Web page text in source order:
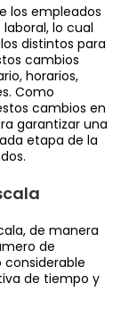
los empleados
lo cual
distintos para
cambios
horarios,
Como
cambios en
garantizar una
etapa de la
de manera
de
de tiempo y